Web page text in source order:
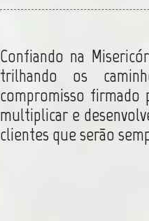
Confiando na
trilhando os
compromisso firmado
multiplicar e
clientes que serão